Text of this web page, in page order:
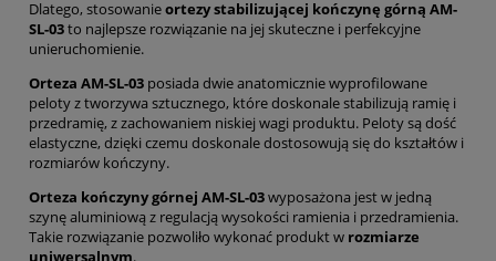
Dlatego, stosowanieortezy stabilizującej kończynę górną AM-
SL-03to najlepsze rozwiązanie na jej skuteczne i perfekcyjne
unieruchomienie.
Orteza AM-SL-03 posiada dwie anatomicznie wyprofilowane
peloty z tworzywa sztucznego, które doskonale stabilizują ramię i
przedramię, z zachowaniem niskiej wagi produktu. Peloty są dość
elastyczne, dzięki czemu doskonale dostosowują się do kształtów i
rozmiarów kończyny.
Orteza kończyny górnej AM-SL-03wyposażona jest w jedną
szynę aluminiową z regulacją wysokości ramienia i przedramienia.
Takie rozwiązanie pozwoliło wykonać produkt w rozmiarze
uniwersalnym.